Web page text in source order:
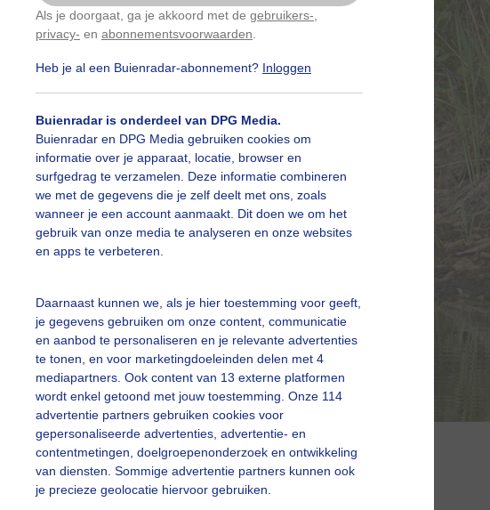
Als je doorgaat, ga je akkoord met de gebruikers-
privacy- en abonnementsvoorwaarden
Heb je al een Buienradar-abonnement? Inloggen
Buienradar is onderdeel van DPG Media.
Buienradar en DPG Media gebruiken cookies om
informatie over je apparaat, locatie, browser en
surfgedrag te verzamelen. Deze informatie combineren
we met de gegevens die je zelf deelt met ons, zoals
wanneer je een account aanmaakt. Dit doen we om het
gebruik van onze media te analyseren en onze websites
en apps te verbeteren.
Daarnaast kunnen we, als je hier toestemming voor geeft,
je gegevens gebruiken om onze content, communicatie
en aanbod te personaliseren en je relevante advertenties
te tonen, en voor marketingdoeleinden delen met 4
mediapartners. Ook content van 13 externe platformen
wordt enkel getoond met jouw toestemming. Onze 114
advertentie partners gebruiken cookies voor
gepersonaliseerde advertenties, advertentie- en
contentmetingen, doelgroepenonderzoek en ontwikkeling
van diensten. Sommige advertentie partners kunnen ook
je precieze geolocatie hiervoor gebruiken.
canada gans met hun kuikens in de zon
Wiel Smits Gemaakt: 27-04-2026, 21x bekeken
Gebruik je Safari en wil je niet elke dag deze pop-up
Klikhierom dit aan te passen